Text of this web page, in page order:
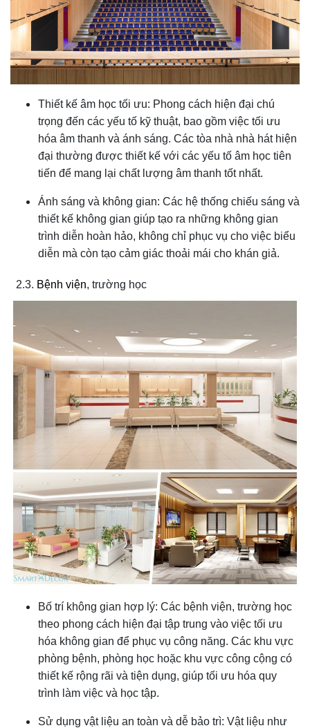
Thiết kế âm học tối ưu: Phong cách hiện đại chú
trọng đến các yếu tố kỹ thuật, bao gồm việc tối ưu
hóa âm thanh và ánh sáng. Các tòa nhà nhà hát hiện
đại thường được thiết kế với các yếu tố âm học tiên
tiến để mang lại chất lượng âm thanh tốt nhất.
Ánh sáng và không gian: Các hệ thống chiếu sáng và
thiết kế không gian giúp tạo ra những không gian
trình diễn hoàn hảo, không chỉ phục vụ cho việc biểu
diễn mà còn tạo cảm giác thoải mái cho khán giả.
2.3. Bệnh viện, trường học
Bố trí không gian hợp lý: Các bệnh viện, trường học
theo phong cách hiện đại tập trung vào việc tối ưu
hóa không gian để phục vụ công năng. Các khu vực
phòng bệnh, phòng học hoặc khu vực công cộng có
thiết kế rộng rãi và tiện dụng, giúp tối ưu hóa quy
trình làm việc và học tập.
Sử dụng vật liệu an toàn và dễ bảo trì: Vật liệu như